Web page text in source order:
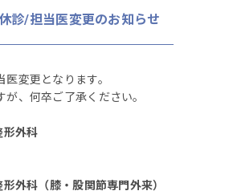
診/担当医変更のお知らせ
変更となります。
、何卒ご了承ください。
外科
外科（膝・股関節専門外来）